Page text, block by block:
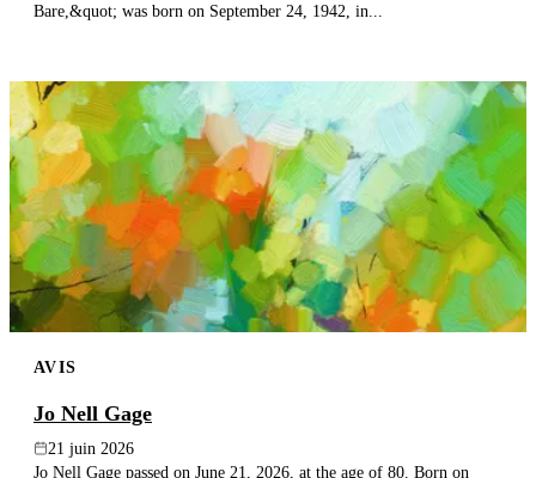
Bare,&quot; was born on September 24, 1942, in...
AVIS
Jo Nell Gage
21 juin 2026
Jo Nell Gage passed on June 21, 2026, at the age of 80. Born on